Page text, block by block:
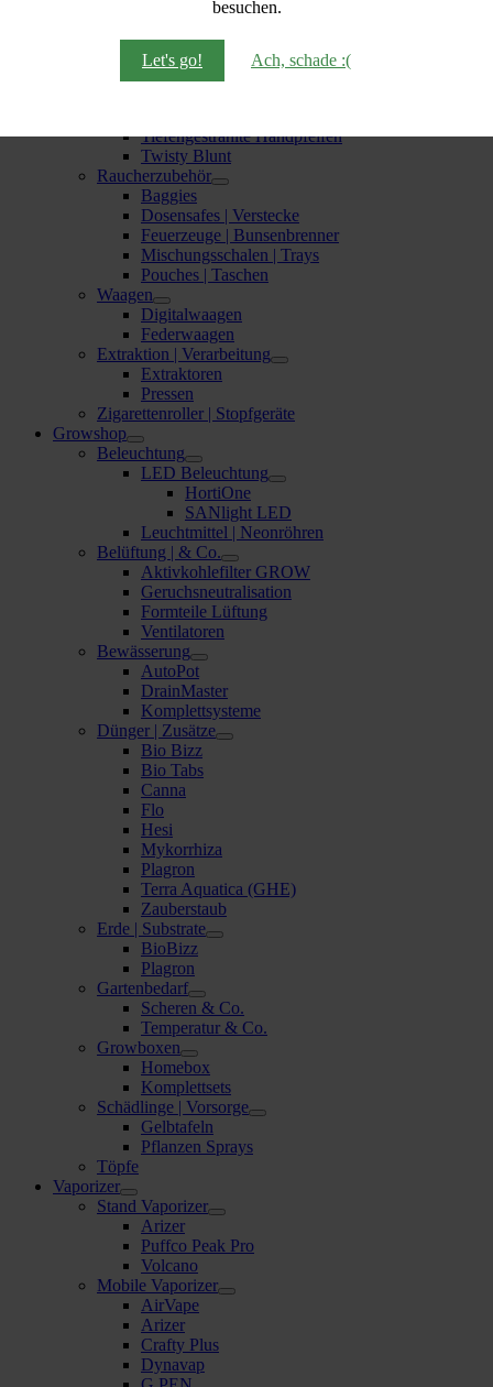
besuchen.
Let's go! Ach, schade :(
Dabbing
Pfeifen
Tiefengestrahlte Handpfeifen
Twisty Blunt
Raucherzubehör
Baggies
Dosensafes | Verstecke
Feuerzeuge | Bunsenbrenner
Mischungsschalen | Trays
Pouches | Taschen
Waagen
Digitalwaagen
Federwaagen
Extraktion | Verarbeitung
Extraktoren
Pressen
Zigarettenroller | Stopfgeräte
Growshop
Beleuchtung
LED Beleuchtung
HortiOne
SANlight LED
Leuchtmittel | Neonröhren
Belüftung | & Co.
Aktivkohlefilter GROW
Geruchsneutralisation
Formteile Lüftung
Ventilatoren
Bewässerung
AutoPot
DrainMaster
Komplettsysteme
Dünger | Zusätze
Bio Bizz
Bio Tabs
Canna
Flo
Hesi
Mykorrhiza
Plagron
Terra Aquatica (GHE)
Zauberstaub
Erde | Substrate
BioBizz
Plagron
Gartenbedarf
Scheren & Co.
Temperatur & Co.
Growboxen
Homebox
Komplettsets
Schädlinge | Vorsorge
Gelbtafeln
Pflanzen Sprays
Töpfe
Vaporizer
Stand Vaporizer
Arizer
Puffco Peak Pro
Volcano
Mobile Vaporizer
AirVape
Arizer
Crafty Plus
Dynavap